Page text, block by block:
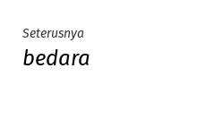
Seterusnya
post:
bedara